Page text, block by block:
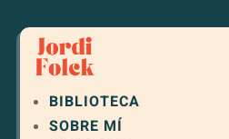
BIBLIOTECA
SOBRE MÍ